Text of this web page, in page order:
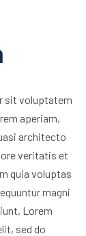
sit voluptatem
aperiam,
architecto
veritatis et
quia voluptas
magni
Lorem
sed do